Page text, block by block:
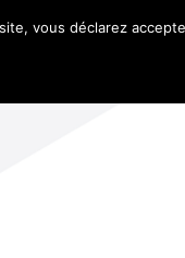
vous déclarez